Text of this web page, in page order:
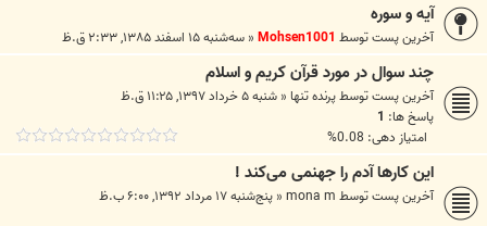
آيه و سوره
آخرین پست توسطMohsen1001
« سه‌شنبه ۱۵ اسفند ۱۳۸۵, ۲:۳۳ ق.ظ
چند سوال در مورد قرآن کریم و اسلام
آخرین پست توسطپرنده تنها« شنبه ۵ خرداد ۱۳۹۷, ۱۱:۲۵ ق.ظ
پاسخ ها: 1
امتیاز دهی: 0.08%
این کارها آدم را جهنمی می‌کند !
آخرین پست توسطmona m
« پنج‌شنبه ۱۷ مرداد ۱۳۹۲, ۶:۰۰ ب.ظ